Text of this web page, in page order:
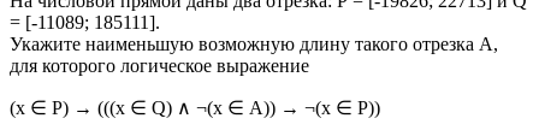
= [-11089; 185111].
Укажите наименьшую возможную длину такого отрезка А,
для которого логическое выражение
(х ∈ P) → (((х ∈ Q) ∧ ¬(х ∈ А)) → ¬(х ∈ Р))